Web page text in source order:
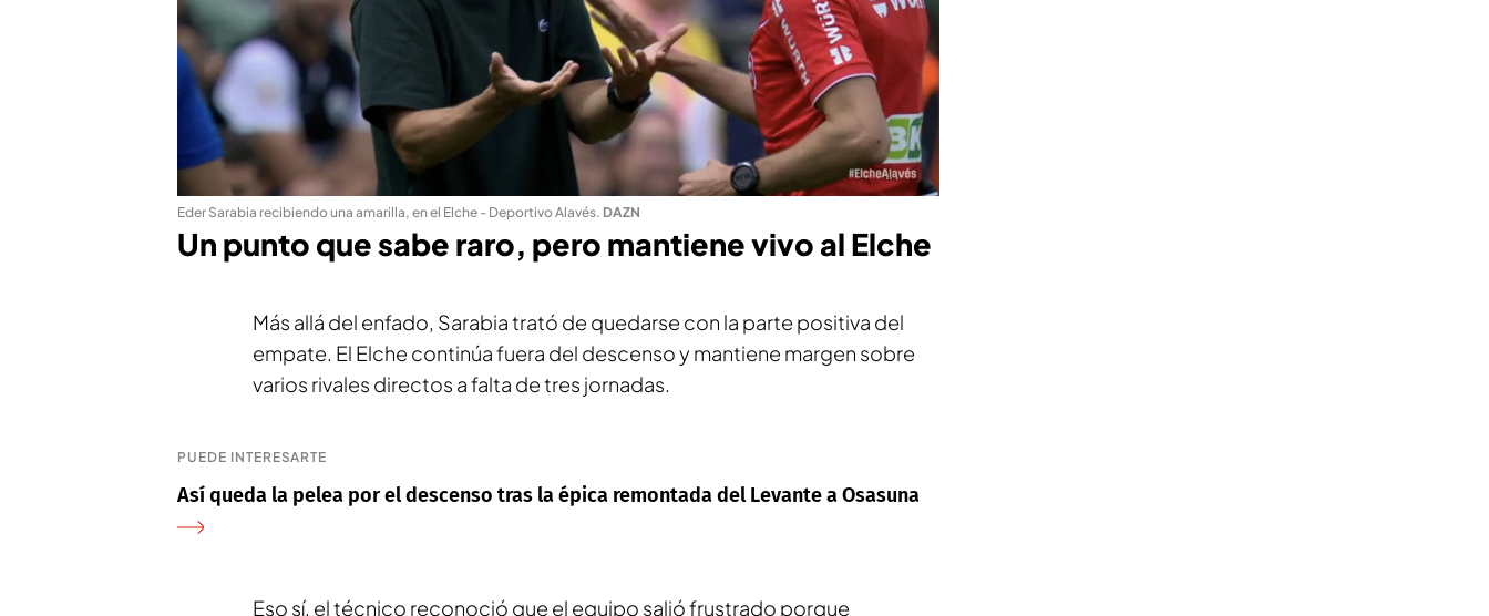
Eder Sarabia recibiendo una amarilla, en el Elche - Deportivo Alavés. DAZN
Un punto que sabe raro, pero mantiene vivo al Elche
Más allá del enfado, Sarabia trató de quedarse con la parte positiva del
empate. El Elche continúa fuera del descenso y mantiene margen sobre
varios rivales directos a falta de tres jornadas.
PUEDE INTERESARTE
Así queda la pelea por el descenso tras la épica remontada del Levante a Osasuna
Eso sí, el técnico reconoció que el equipo salió frustrado porque